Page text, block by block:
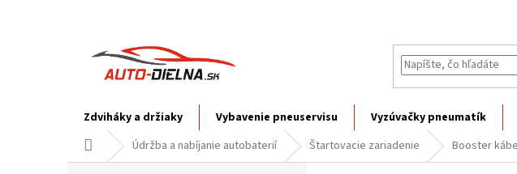
Zdviháky a držiaky Vybavenie pneuservisu Vyzúvačky pneumatík
DomovÚdržba a nabíjanie autobaterií Štartovacie zariadenie Booster